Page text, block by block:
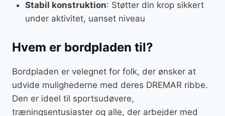
Stabil konstruktion: Støtter din krop sikkert
under aktivitet, uanset niveau
Hvem er bordpladen til?
Bordpladen er velegnet for folk, der ønsker at
udvide mulighederne med deres DREMAR ribbe.
Den er ideel til sportsudøvere,
træningsentusiaster og alle, der arbejder med